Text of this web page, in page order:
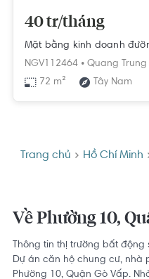
40 tr/tháng
NGV112464 • Quang Trung
72 m²
Tây Nam
Trang chủ Hồ Chí Minh
Về Phường 10,
Thông tin thị trường bất động
Dự án căn hộ chung cư, nhà
Phường 10, Quận Gò Vấp.